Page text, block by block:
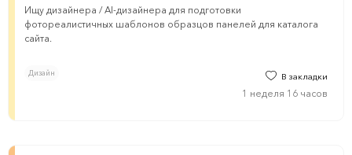
Ищу дизайнера / AI-дизайнера для подготовки
фотореалистичных шаблонов образцов панелей для каталога
сайта.
Дизайн В закладки
1 неделя 16 часов